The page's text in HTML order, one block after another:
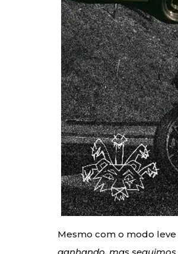
Mesmo com o modo
ganhando, mas